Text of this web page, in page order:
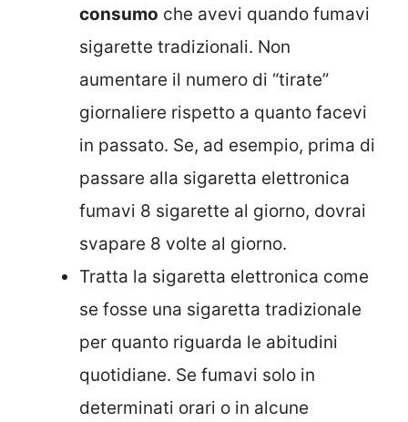
consumo che avevi quando fumavi
sigarette tradizionali. Non
aumentare il numero di “tirate”
giornaliere rispetto a quanto facevi
in passato. Se, ad esempio, prima di
passare alla sigaretta elettronica
fumavi 8 sigarette al giorno, dovrai
svapare 8 volte al giorno.
Tratta la sigaretta elettronica come
se fosse una sigaretta tradizionale
per quanto riguarda le abitudini
quotidiane. Se fumavi solo in
determinati orari o in alcune